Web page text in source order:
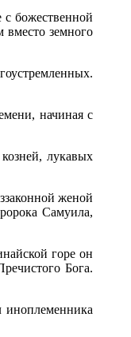
божественной
вместо земного
начиная с
лукавых
женой
Самуила,
горе он
Бога.